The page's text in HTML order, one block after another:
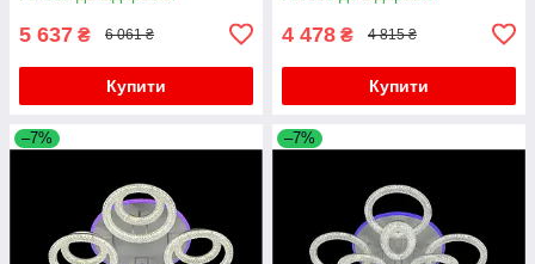
5 637 ₴ 6 061 ₴
Купити
4 478 ₴ 4 815 ₴
Купити
–7% –7%